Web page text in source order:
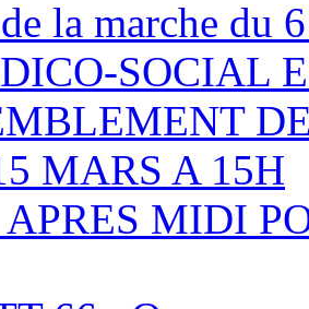
la marche du
SOCIAL
MARS A 15H
APRES MIDI